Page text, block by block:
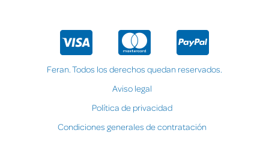
Feran. Todos los derechos quedan reservados.
Aviso legal
Política de privacidad
Condiciones generales de contratación